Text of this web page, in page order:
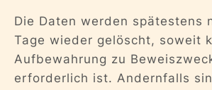
Die Daten werden spätestens
Tage wieder gelöscht, soweit
Aufbewahrung zu
erforderlich ist. Andernfalls